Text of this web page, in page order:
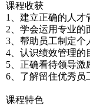
课程收获
1、建立正确的人才
2、学会运用专业的
3、帮助员工制定个
4、认识绩效管理的
5、正确看待领导激
6、了解留住优秀员
课程特色